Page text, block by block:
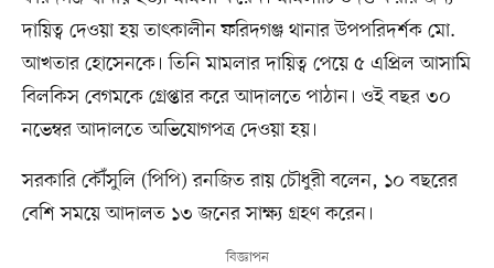
দায়িত্ব দেওয়া হয় তাৎকালীন ফরিদগঞ্জ থানার উপপরিদর্শক মো.
আখতার হোসেনকে। তিনি মামলার দায়িত্ব পেয়ে ৫ এপ্রিল আসামি
বিলকিস বেগমকে গ্রেপ্তার করে আদালতে পাঠান। ওই বছর ৩০
নভেম্বর আদালতে অভিযোগপত্র দেওয়া হয়।
সরকারি কৌঁসুলি (পিপি) রনজিত রায় চৌধুরী বলেন, ১০ বছরের
বেশি সময়ে আদালত ১৩ জনের সাক্ষ্য গ্রহণ করেন।